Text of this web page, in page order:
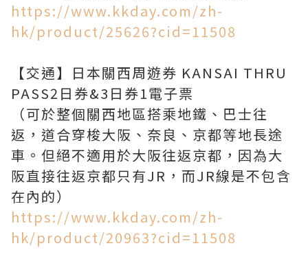
https://www.kkday.com/zh-
hk/product/25626?cid=11508
【交通】日本關西周遊券 KANSAI THRU
PASS2日券&3日券1電子票
（可於整個關西地區搭乘地鐵、巴士往
返，道合穿梭大阪、奈良、京都等地長途
車。但絕不適用於大阪往返京都，因為大
阪直接往返京都只有JR，而JR線是不包含
https://www.kkday.com/zh-
hk/product/20963?cid=11508